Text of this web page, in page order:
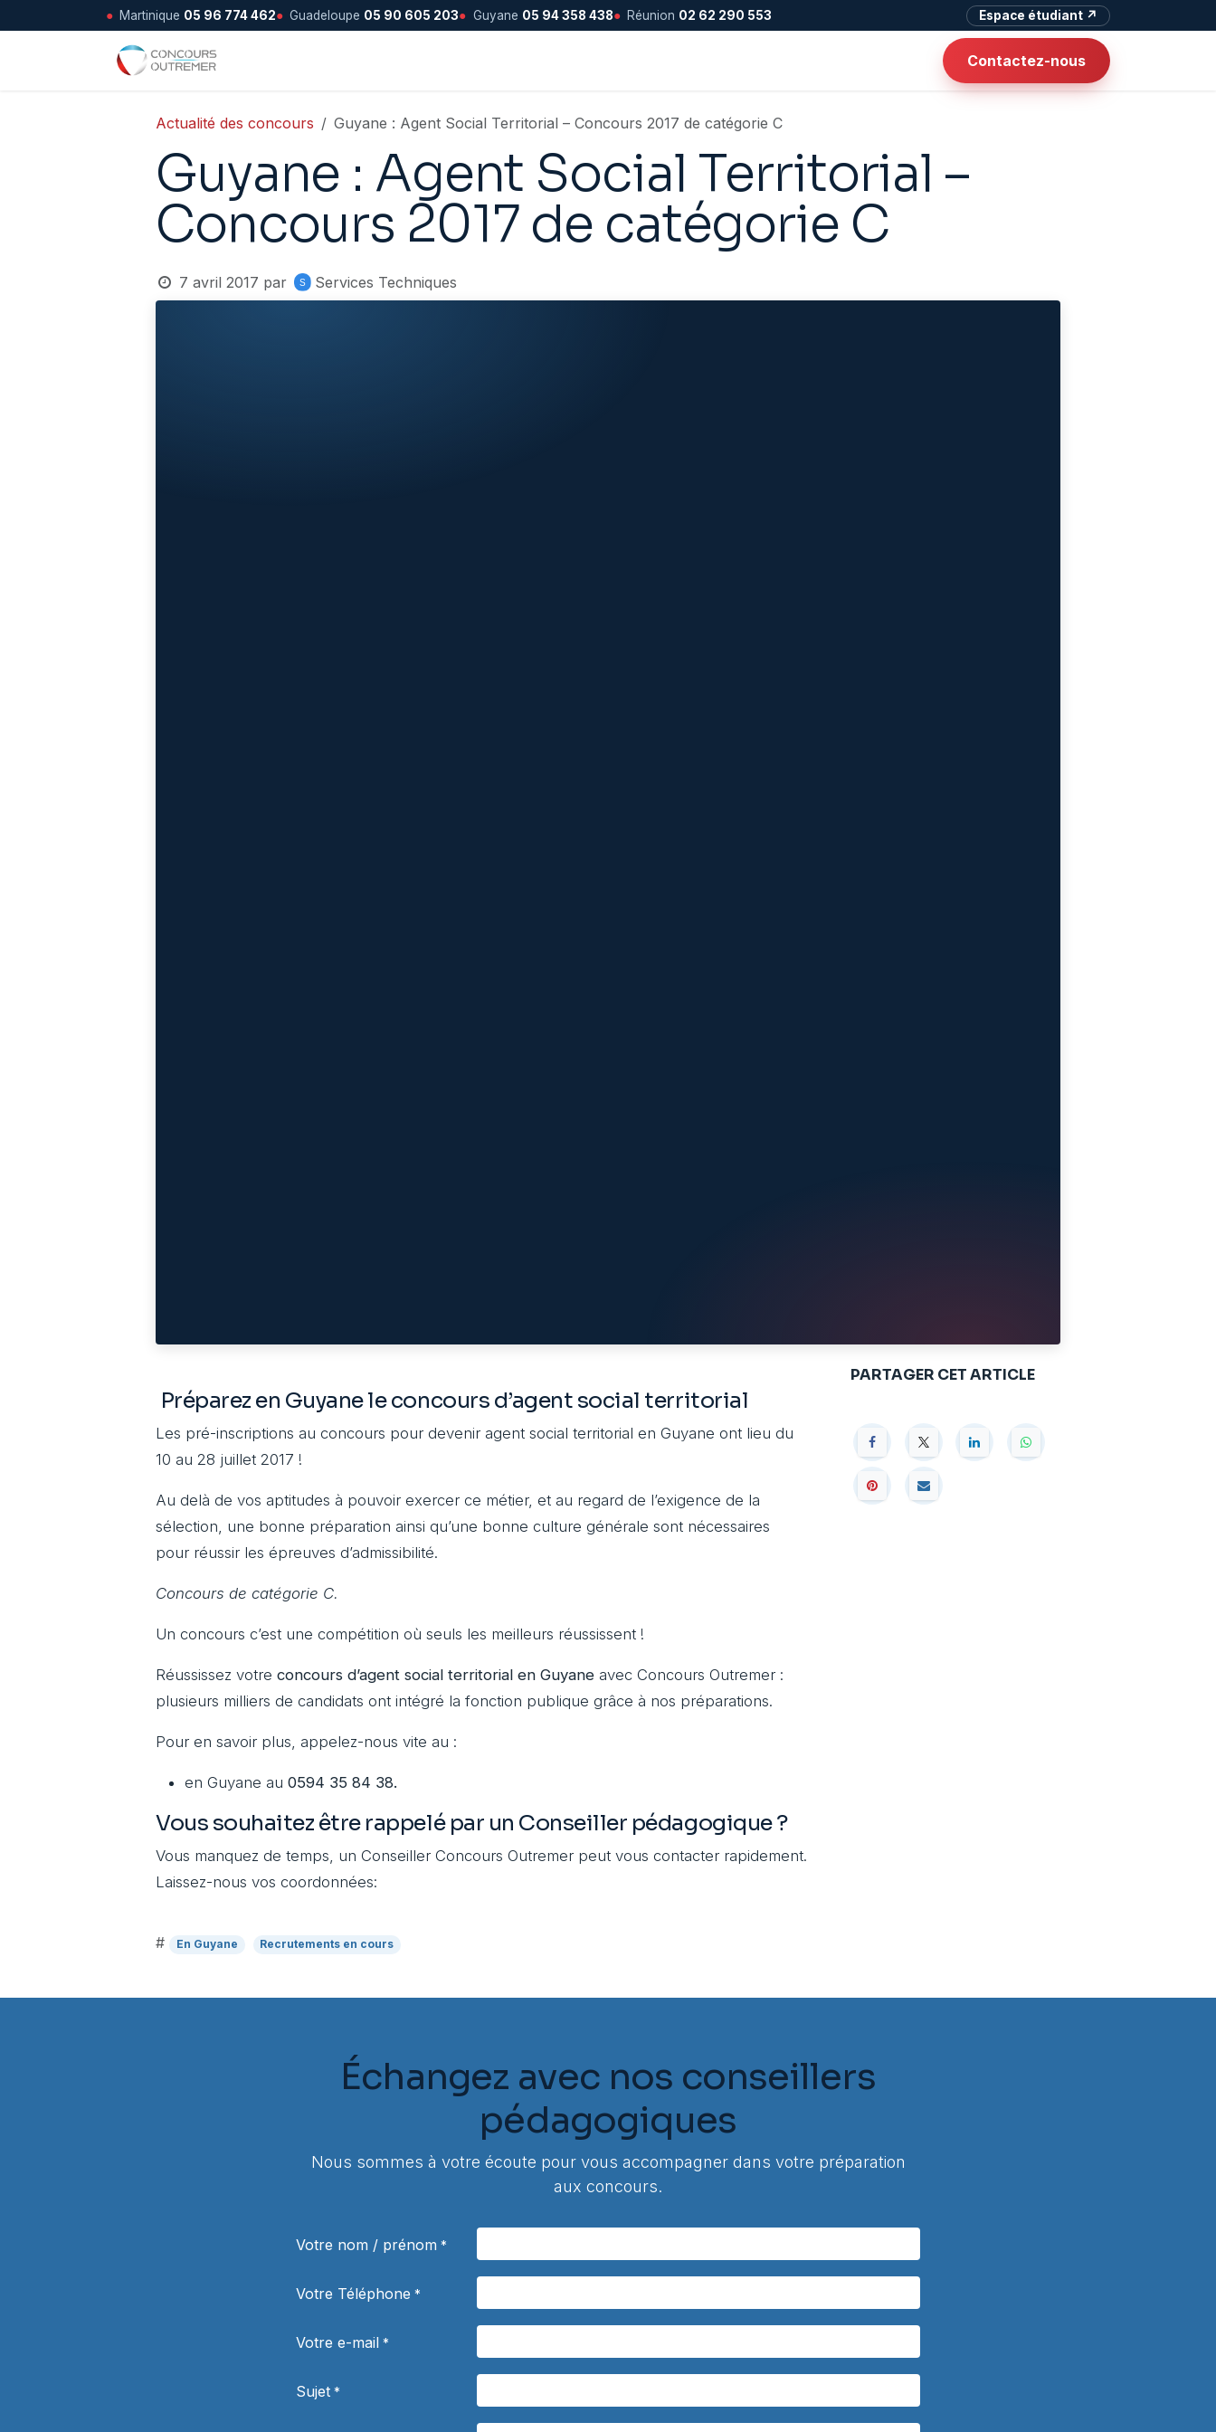
● Martinique 05 96 774 462● Guadeloupe 05 90 605 203● Guyane 05 94 358 438● Réunion 02 62 290 553 Espace étudiant ↗
Se rendre au contenu
Contactez-nous
Actualité des concours Guyane : Agent Social Territorial – Concours 2017 de catégorie C
Guyane : Agent Social Territorial –
Concours 2017 de catégorie C
7 avril 2017 par Services Techniques
Préparez en Guyane le concours d’agent social territorial
Les pré-inscriptions au concours pour devenir agent social territorial en Guyane ont lieu du
10 au 28 juillet 2017 !
Au delà de vos aptitudes à pouvoir exercer ce métier, et au regard de l’exigence de la
sélection, une bonne préparation ainsi qu’une bonne culture générale sont nécessaires
pour réussir les épreuves d’admissibilité.
Concours de catégorie C.
Un concours c’est une compétition où seuls les meilleurs réussissent !
Réussissez votre concours d’agent social territorial en Guyane avec Concours Outremer :
plusieurs milliers de candidats ont intégré la fonction publique grâce à nos préparations.
Pour en savoir plus, appelez-nous vite au :
en Guyane au 0594 35 84 38.
Vous souhaitez être rappelé par un Conseiller pédagogique ?
Vous manquez de temps, un Conseiller Concours Outremer peut vous contacter rapidement.
Laissez-nous vos coordonnées:
# En Guyane Recrutements en cours
PARTAGER CET ARTICLE
Échangez avec nos conseillers
pédagogiques
Nous sommes à votre écoute pour vous accompagner dans votre préparation
aux concours.
Votre nom / prénom *
Votre Téléphone *
Votre e-mail *
Sujet *